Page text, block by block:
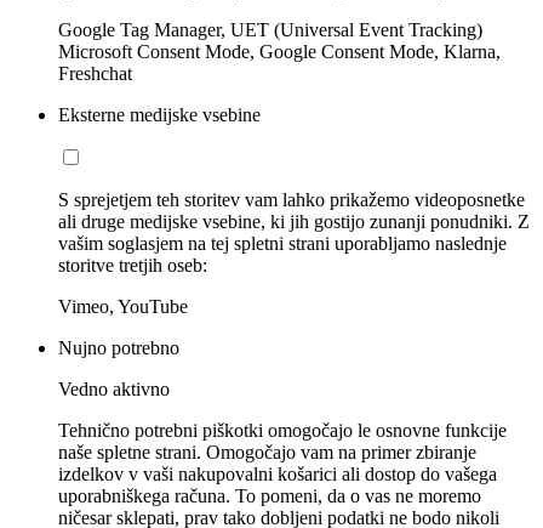
Google Tag Manager, UET (Universal Event Tracking)
Microsoft Consent Mode, Google Consent Mode, Klarna,
Freshchat
Eksterne medijske vsebine
S sprejetjem teh storitev vam lahko prikažemo videoposnetke
ali druge medijske vsebine, ki jih gostijo zunanji ponudniki. Z
vašim soglasjem na tej spletni strani uporabljamo naslednje
storitve tretjih oseb:
Vimeo, YouTube
Nujno potrebno
Vedno aktivno
Tehnično potrebni piškotki omogočajo le osnovne funkcije
naše spletne strani. Omogočajo vam na primer zbiranje
izdelkov v vaši nakupovalni košarici ali dostop do vašega
uporabniškega računa. To pomeni, da o vas ne moremo
ničesar sklepati, prav tako dobljeni podatki ne bodo nikoli